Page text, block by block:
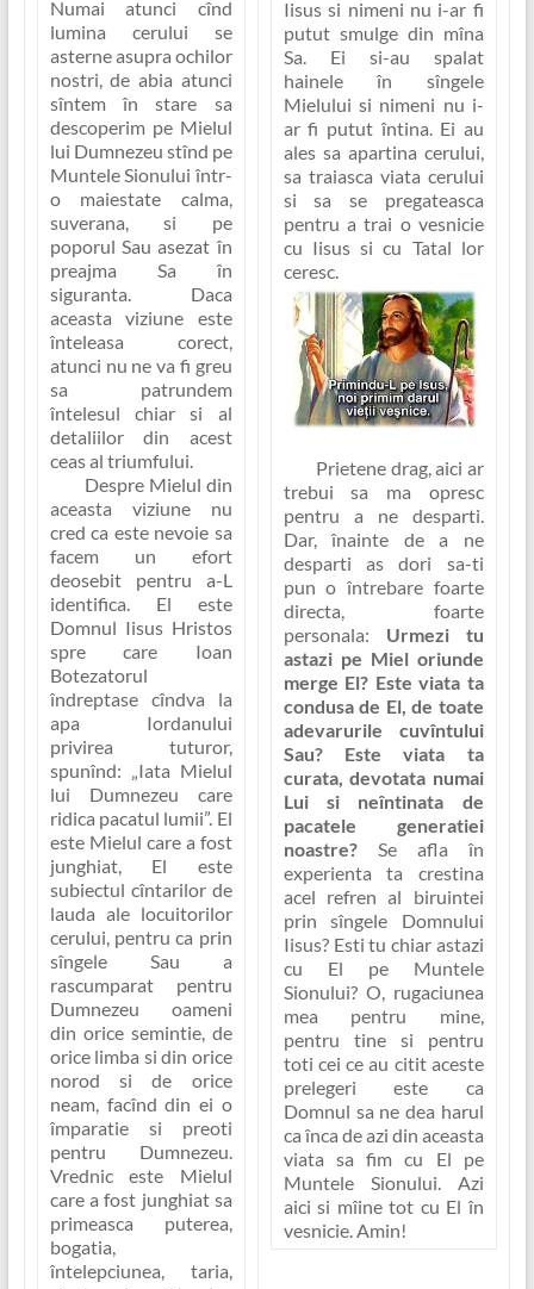
Numai atunci cînd
lumina cerului se
asterne asupra ochilor
nostri, de abia atunci
sîntem în stare sa
descoperim pe Mielul
lui Dumnezeu stînd pe
Muntele Sionului într-
o maiestate calma,
suverana, si pe
poporul Sau asezat în
preajma Sa în
siguranta. Daca
aceasta viziune este
înteleasa corect,
atunci nu ne va fi greu
sa patrundem
întelesul chiar si al
detaliilor din acest
ceas al triumfului.
Despre Mielul din
aceasta viziune nu
cred ca este nevoie sa
facem un efort
deosebit pentru a-L
identifica. El este
Domnul Iisus Hristos
spre care Ioan
Botezatorul
îndreptase cîndva la
apa Iordanului
privirea tuturor,
spunînd: „Iata Mielul
lui Dumnezeu care
ridica pacatul lumii”. El
este Mielul care a fost
junghiat, El este
subiectul cîntarilor de
lauda ale locuitorilor
cerului, pentru ca prin
sîngele Sau a
rascumparat pentru
Dumnezeu oameni
din orice semintie, de
orice limba si din orice
norod si de orice
neam, facînd din ei o
împaratie si preoti
pentru Dumnezeu.
Vrednic este Mielul
care a fost junghiat sa
primeasca puterea,
bogatia,
întelepciunea, taria,
Iisus si nimeni nu i-ar fi
putut smulge din mîna
Sa. Ei si-au spalat
hainele în sîngele
Mielului si nimeni nu i-
ar fi putut întina. Ei au
ales sa apartina cerului,
sa traiasca viata cerului
si sa se pregateasca
pentru a trai o vesnicie
cu Iisus si cu Tatal lor
ceresc.
Prietene drag, aici ar
trebui sa ma opresc
pentru a ne desparti.
Dar, înainte de a ne
desparti as dori sa-ti
pun o întrebare foarte
directa, foarte
personala: Urmezi tu
astazi pe Miel oriunde
merge El? Este viata ta
condusa de El, de toate
adevarurile cuvîntului
Sau? Este viata ta
curata, devotata numai
Lui si neîntinata de
pacatele generatiei
noastre?Se afla în
experienta ta crestina
acel refren al biruintei
prin sîngele Domnului
Iisus? Esti tu chiar astazi
cu El pe Muntele
Sionului? O, rugaciunea
mea pentru mine,
pentru tine si pentru
toti cei ce au citit aceste
prelegeri este ca
Domnul sa ne dea harul
ca înca de azi din aceasta
viata sa fim cu El pe
Muntele Sionului. Azi
aici si mîine tot cu El în
vesnicie. Amin!